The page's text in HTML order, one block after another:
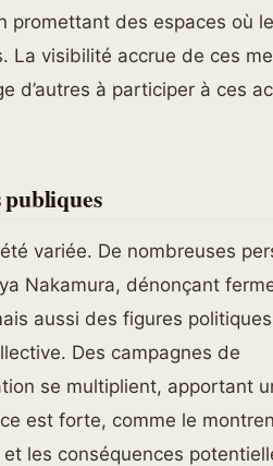
promettant des espaces où
La visibilité accrue de ces
d’autres à participer à ces
publiques
variée. De nombreuses
Nakamura, dénonçant
aussi des figures
Des campagnes de
se multiplient, apportant
est forte, comme le
les conséquences